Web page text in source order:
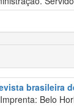
brasileira
Belo